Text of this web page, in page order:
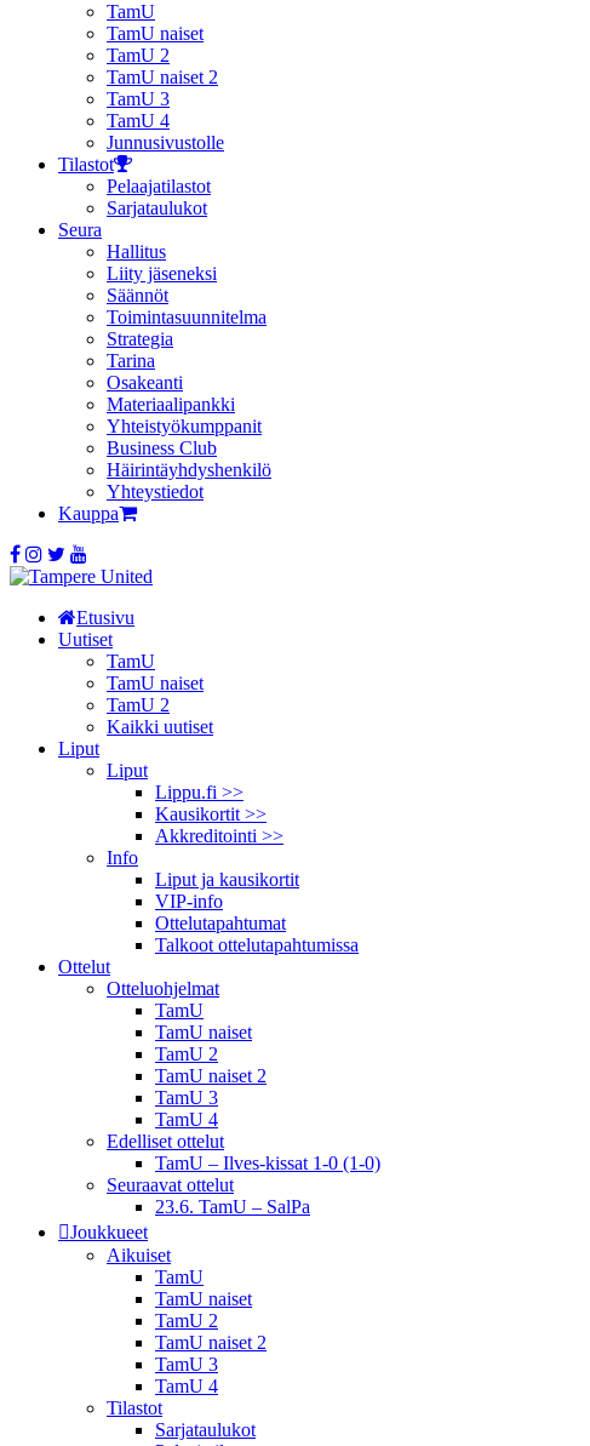
TamU
TamU naiset
TamU 2
TamU naiset 2
TamU 3
TamU 4
Junnusivustolle
Tilastot
Pelaajatilastot
Sarjataulukot
Seura
Hallitus
Liity jäseneksi
Säännöt
Toimintasuunnitelma
Strategia
Tarina
Osakeanti
Materiaalipankki
Yhteistyö­kumppanit
Business Club
Häirintä­yhdyshenkilö
Yhteystiedot
Kauppa
Etusivu
Uutiset
TamU
TamU naiset
TamU 2
Kaikki uutiset
Liput
Liput
Lippu.fi >>
Kausikortit >>
Akkreditointi >>
Info
Liput ja kausikortit
VIP-info
Ottelutapahtumat
Talkoot ottelu­tapahtumissa
Ottelut
Otteluohjelmat
TamU
TamU naiset
TamU 2
TamU naiset 2
TamU 3
TamU 4
Edelliset ottelut
TamU – Ilves-kissat 1-0 (1-0)
Seuraavat ottelut
23.6. TamU – SalPa
Joukkueet
Aikuiset
TamU
TamU naiset
TamU 2
TamU naiset 2
TamU 3
TamU 4
Tilastot
Sarjataulukot